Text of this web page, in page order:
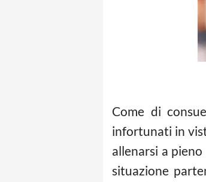
Come di
infortunati in
allenarsi a
situazione